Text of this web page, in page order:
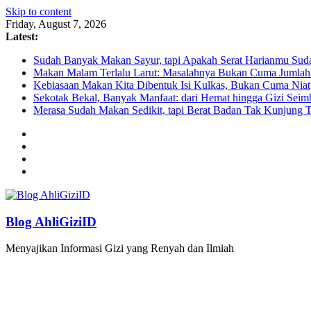
Skip to content
Friday, August 7, 2026
Latest:
Sudah Banyak Makan Sayur, tapi Apakah Serat Harianmu
Makan Malam Terlalu Larut: Masalahnya Bukan Cuma
Kebiasaan Makan Kita Dibentuk Isi Kulkas, Bukan Cuma Niat
Sekotak Bekal, Banyak Manfaat: dari Hemat hingga Gizi
Merasa Sudah Makan Sedikit, tapi Berat Badan Tak Kunjung
Blog AhliGiziID
Menyajikan Informasi Gizi yang Renyah dan Ilmiah